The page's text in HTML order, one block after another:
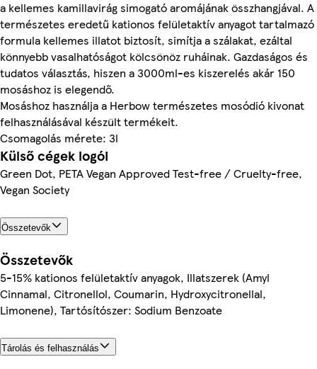
a kellemes kamillavirág simogató aromájának összhangjával. A
természetes eredetű kationos felületaktív anyagot tartalmazó
formula kellemes illatot biztosít, simítja a szálakat, ezáltal
könnyebb vasalhatóságot kölcsönöz ruháinak. Gazdaságos és
tudatos választás, hiszen a 3000ml-es kiszerelés akár 150
mosáshoz is elegendő.
Mosáshoz használja a Herbow természetes mosódió kivonat
felhasználásával készült termékeit.
Csomagolás mérete: 3l
Külső cégek logói
Green Dot, PETA Vegan Approved Test-free / Cruelty-free,
Vegan Society
Összetevők
Összetevők
5-15% kationos felületaktív anyagok, Illatszerek (Amyl
Cinnamal, Citronellol, Coumarin, Hydroxycitronellal,
Limonene), Tartósítószer: Sodium Benzoate
Tárolás és felhasználás